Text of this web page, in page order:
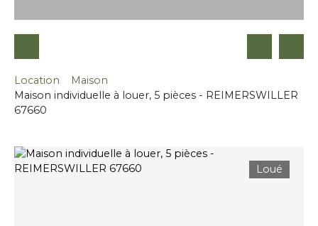
Location
Maison
Maison individuelle à louer, 5 pièces - REIMERSWILLER
67660
Loué